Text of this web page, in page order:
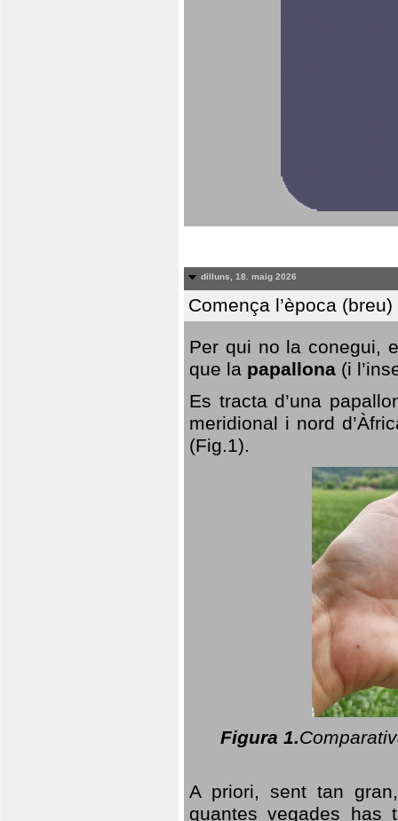
dilluns, 18. maig 2026
Comença l’època
Per qui no la conegui,
que la papallona (i
Es tracta d’una
meridional i nord
(Fig.1).
Figura 1.
A priori, sent tan
quantes vegades has